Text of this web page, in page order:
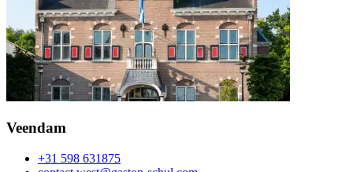
Veendam
+31 598 631875